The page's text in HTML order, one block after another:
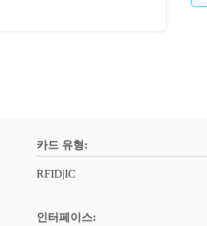
카드 유형:
RFID|IC
인터페이스: